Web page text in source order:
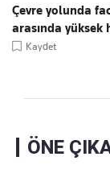
Çevre yolunda
arasında yüksek
Kaydet
ÖNE